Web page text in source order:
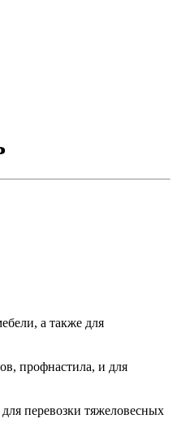
а также для
профнастила, и для
перевозки тяжеловесных